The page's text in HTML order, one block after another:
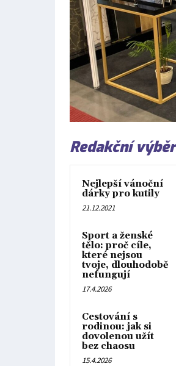
Redakční výběr
Nejlepší vánoční
dárky pro kutily
21.12.2021
Sport a ženské
tělo: proč cíle,
které nejsou
tvoje, dlouhodobě
nefungují
17.4.2026
Cestování s
rodinou: jak si
dovolenou užít
bez chaosu
15.4.2026